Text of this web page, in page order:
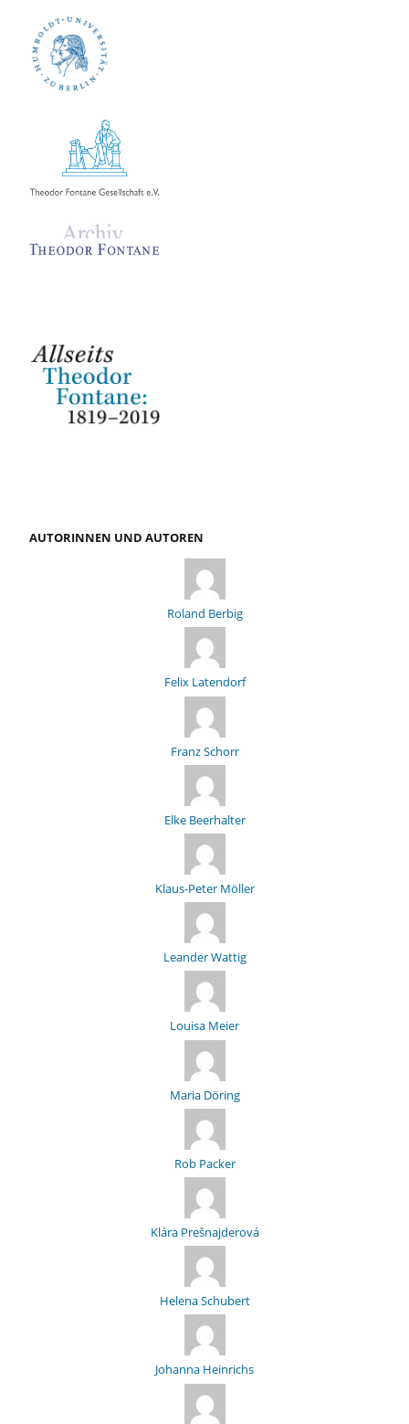
AUTORINNEN UND AUTOREN
Roland Berbig
Felix Latendorf
Franz Schorr
Elke Beerhalter
Klaus-Peter Möller
Leander Wattig
Louisa Meier
Maria Döring
Rob Packer
Klára Prešnajderová
Helena Schubert
Johanna Heinrichs